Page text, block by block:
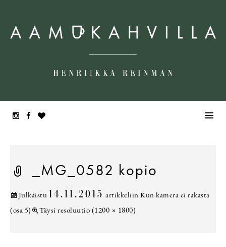
_MG_0582 kopio
Julkaistu 14.11.2015 artikkeliin Kun kamera ei rakasta
(osa 5)
Täysi resoluutio (1200 × 1800)